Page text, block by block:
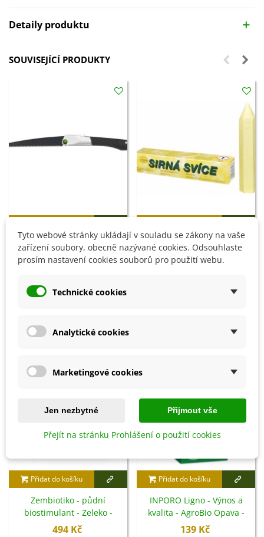
Detaily produktu
SOUVISEJÍCÍ PRODUKTY
Prořezávací pilka - 230 mm - 1
ks
Sirná svíce - 25 cm - 1 ks
Přidat do košíku
Zembiotiko - půdní
biostimulant - Zeleko -
100 g
494 Kč
Přidat do košíku
INPORO Ligno - Výnos a
kvalita - AgroBio Opava -
250 ml
139 Kč
Tyto webové stránky ukládají v souladu se zákony na vaše
zařízení soubory, obecně nazývané cookies. Odsouhlaste
prosím nastavení cookies souborů pro použití webu.
Technické cookies
Analytické cookies
Marketingové cookies
Jen nezbytné Přijmout vše
Přejít na stránku Prohlášení o použití cookies